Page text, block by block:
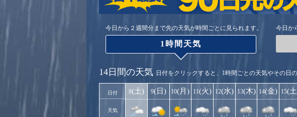
今日から２週間分まで先の天気が時間ごとに見られます。
1時間天気
今日か
14日間の天気 日付をクリックすると、1時間ごとの天気やその日
日付
天気
8(土) 9(日) 10(月) 11(火) 12(水) 13(木) 14(金) 15(